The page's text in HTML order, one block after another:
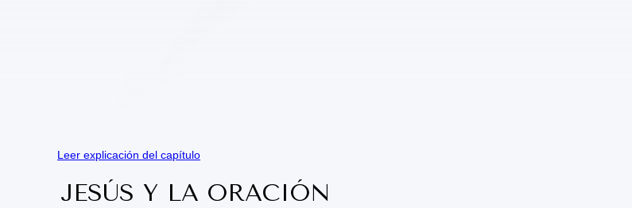
Leer explicación del capítulo
JESÚS Y LA ORACIÓN